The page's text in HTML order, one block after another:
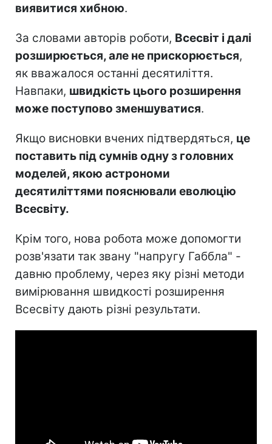
виявитися хибною.
За словами авторів роботи, Всесвіт і далі
розширюється, але не прискорюється,
як вважалося останні десятиліття.
Навпаки, швидкість цього розширення
може поступово зменшуватися.
Якщо висновки вчених підтвердяться, це
поставить під сумнів одну з головних
моделей, якою астрономи
десятиліттями пояснювали еволюцію
Всесвіту.
Крім того, нова робота може допомогти
розв'язати так звану "напругу Габбла" -
давню проблему, через яку різні методи
вимірювання швидкості розширення
Всесвіту дають різні результати.